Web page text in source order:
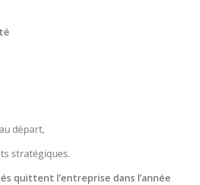
départ,
stratégiques.
quittent l’entreprise dans l’année